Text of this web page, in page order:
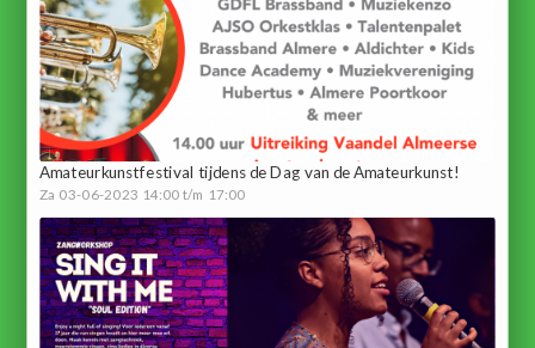
Amateurkunstfestival tijdens de Dag van de Amateurkunst!
Za 03-06-2023 14:00 t/m 17:00